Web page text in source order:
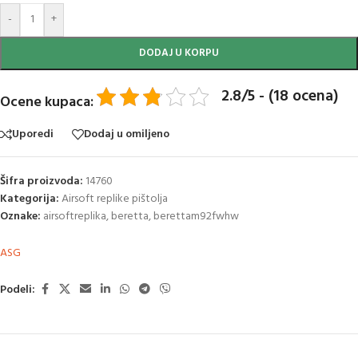
- +
DODAJ U KORPU
Ocene kupaca: 2.8/5 - (18 ocena)
Uporedi Dodaj u omiljeno
Šifra proizvoda: 14760
Kategorija:Airsoft replike pištolja
Oznake: airsoftreplika,beretta,berettam92fwhw
ASG
Podeli: